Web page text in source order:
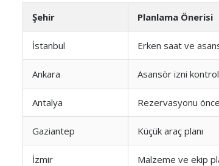
Şehir Planlama Önerisi
İstanbul Erken saat ve
Ankara Asansör izni
Antalya Rezervasyonu
Gaziantep Küçük araç planı
İzmir Malzeme ve ekip